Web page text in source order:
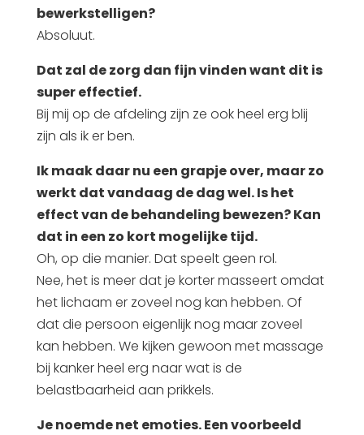
bewerkstelligen?
Absoluut.
Dat zal de zorg dan fijn vinden want dit is
super effectief.
Bij mij op de afdeling zijn ze ook heel erg blij
zijn als ik er ben.
Ik maak daar nu een grapje over, maar zo
werkt dat vandaag de dag wel. Is het
effect van de behandeling bewezen? Kan
dat in een zo kort mogelijke tijd.
Oh, op die manier. Dat speelt geen rol.
Nee, het is meer dat je korter masseert omdat
het lichaam er zoveel nog kan hebben. Of
dat die persoon eigenlijk nog maar zoveel
kan hebben. We kijken gewoon met massage
bij kanker heel erg naar wat is de
belastbaarheid aan prikkels.
Je noemde net emoties. Een voorbeeld